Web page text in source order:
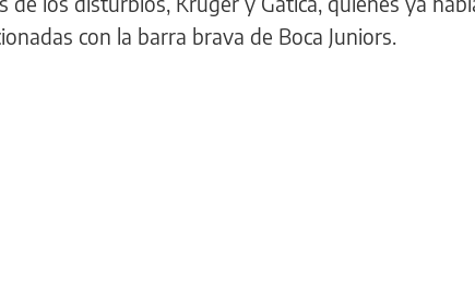
con la barra brava de Boca Juniors.